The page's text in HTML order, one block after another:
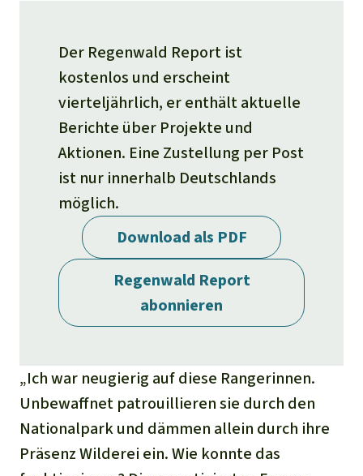
Tropenholz
Aluminium
Fleisch und Soja
Landraub
Wilderei
Zement und Beton
01/2025
Ältere Ausgaben
Stiftung
Kontakt
Transparenz
Banner einbinden
Freianzeigen
Français
Italiano
Português
Indonesia
Tierschutz
Waldschutz
Schutz von Indigenen
Spenden für eine Region
Südostasien
Afrika
Der Regenwald Report ist
kostenlos und erscheint
vierteljährlich, er enthält aktuelle
Berichte über Projekte und
Aktionen. Eine Zustellung per Post
ist nur innerhalb Deutschlands
möglich.
Download als PDF
Regenwald Report
abonnieren
„Ich war neugierig auf diese Rangerinnen.
Unbewaffnet patrouillieren sie durch den
Nationalpark und dämmen allein durch ihre
Präsenz Wilderei ein. Wie konnte das